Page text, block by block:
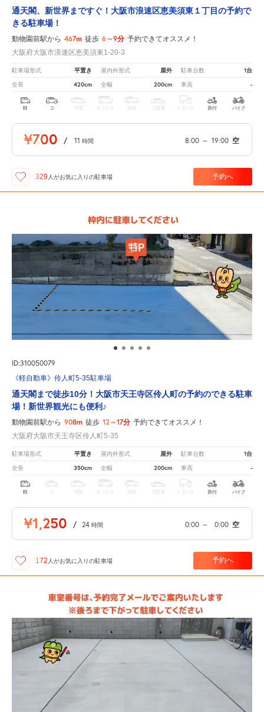
通天閣、新世界まですぐ！大阪市浪速区恵美須東１丁目の予約で
きる駐車場！
動物園前駅から 467m 徒歩 6～9分 予約できてオススメ！
大阪府大阪市浪速区恵美須東1-20-3
駐車場形式 平置き 屋内外形式 屋外 駐車台数 1台
全長 420cm 全幅 200cm 車高 -
軽 コ 中型 ボックス SUV 大型車 トラック 原付 バイク
¥700 / 11 時間 8:00 ～ 19:00 空
329人がお気に入りの駐車場 予約へ
ID:310050079
《軽自動車》伶人町5-35駐車場
通天閣まで徒歩10分！大阪市天王寺区伶人町の予約のできる駐車
場！新世界観光にも便利♪
動物園前駅から 908m 徒歩 12～17分 予約できてオススメ！
大阪府大阪市天王寺区伶人町5-35
駐車場形式 平置き 屋内外形式 屋外 駐車台数 1台
全長 350cm 全幅 200cm 車高 -
軽 中型 ボックス SUV 大型車 トラック 原付 バイク
¥1,250 / 24 時間 0:00 ～ 0:00 空
172 人がお気に入りの駐車場 予約へ